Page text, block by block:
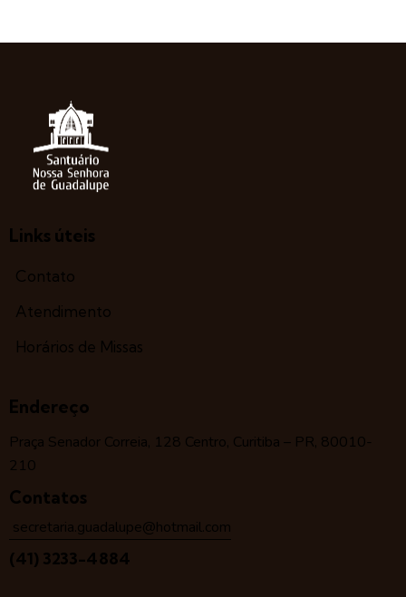
Links úteis
Contato
Atendimento
Horários de Missas
Endereço
Praça Senador Correia, 128 Centro, Curitiba – PR, 80010-
210
Contatos
secretaria.guadalupe@hotmail.com
(41) 3233-4884